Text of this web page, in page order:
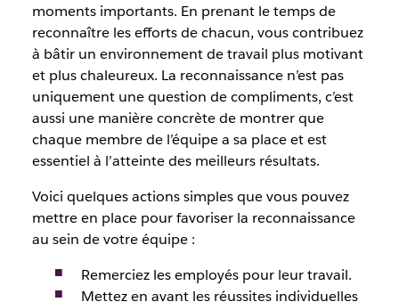
moments importants. En prenant le temps de
reconnaître les efforts de chacun, vous contribuez
à bâtir un environnement de travail plus motivant
et plus chaleureux. La reconnaissance n’est pas
uniquement une question de compliments, c’est
aussi une manière concrète de montrer que
chaque membre de l’équipe a sa place et est
essentiel à l’atteinte des meilleurs résultats.
Voici quelques actions simples que vous pouvez
mettre en place pour favoriser la reconnaissance
au sein de votre équipe :
Remerciez les employés pour leur travail.
Mettez en avant les réussites individuelles